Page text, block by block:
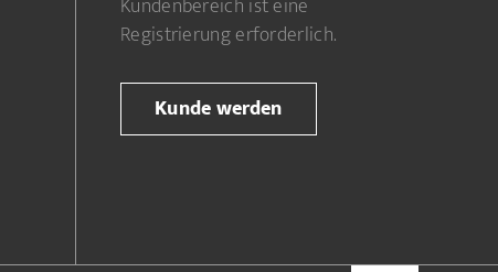
Kundenbereich ist eine
Registrierung erforderlich.
Kunde werden